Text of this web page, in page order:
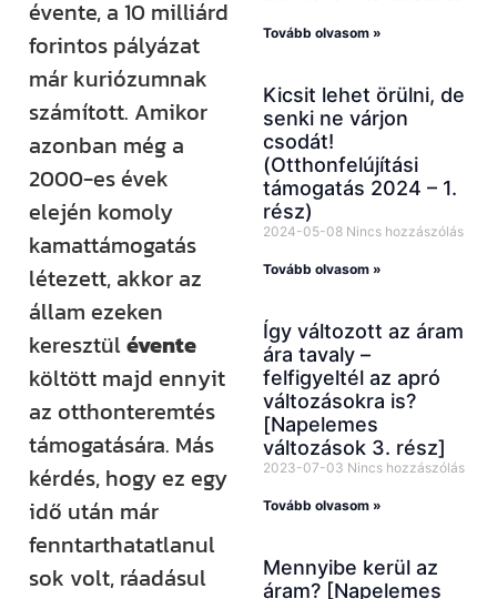
évente, a 10 milliárd
forintos pályázat
már kuriózumnak
számított. Amikor
azonban még a
2000-es évek
elején komoly
kamattámogatás
létezett, akkor az
állam ezeken
keresztülévente
költött majd ennyit
az otthonteremtés
támogatására. Más
kérdés, hogy ez egy
idő után már
fenntarthatatlanul
sok volt, ráadásul
Tovább olvasom »
Kicsit lehet örülni, de
senki ne várjon
csodát!
(Otthonfelújítási
támogatás 2024 – 1.
rész)
2024-05-08 Nincs hozzászólás
Tovább olvasom »
Így változott az áram
ára tavaly –
felfigyeltél az apró
változásokra is?
[Napelemes
változások 3. rész]
2023-07-03 Nincs hozzászólás
Tovább olvasom »
Mennyibe kerül az
áram? [Napelemes